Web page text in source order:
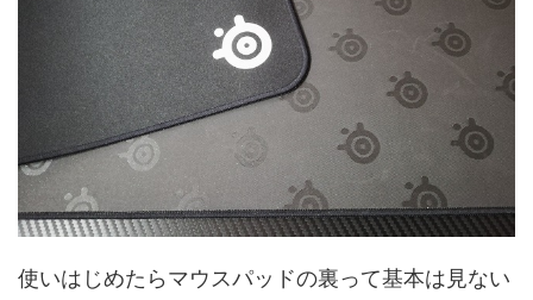
使いはじめたらマウスパッドの裏って基本は見ない